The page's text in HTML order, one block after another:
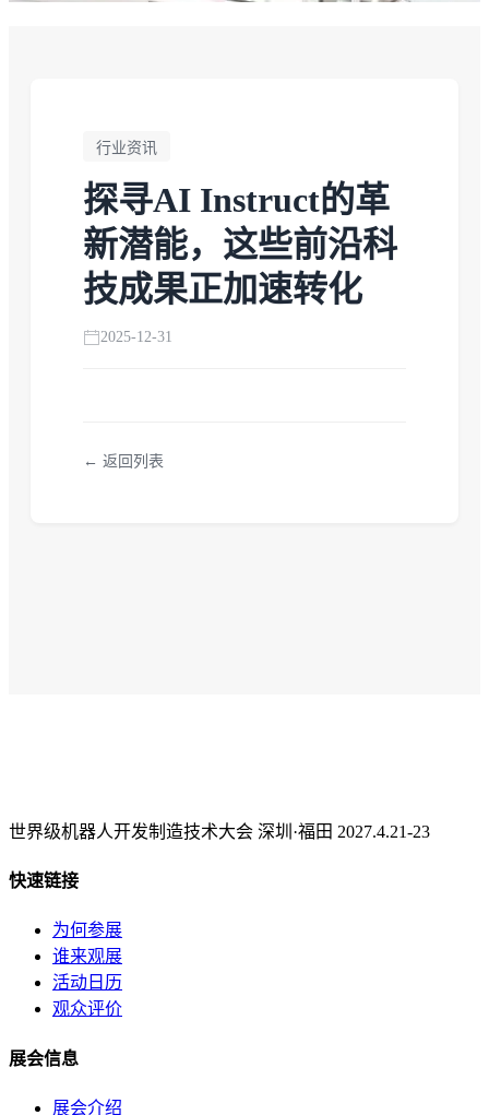
行业资讯
探寻AI Instruct的革
新潜能，这些前沿科
技成果正加速转化
2025-12-31
← 返回列表
世界级机器人开发制造技术大会 深圳·福田 2027.4.21-23
快速链接
为何参展
谁来观展
活动日历
观众评价
展会信息
展会介绍